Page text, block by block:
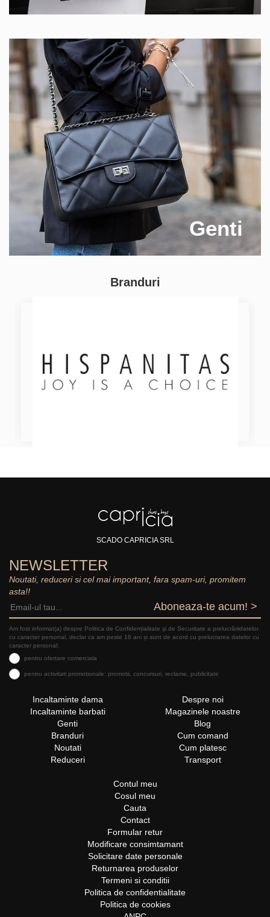
Genti
Branduri
SCADO CAPRICIA SRL
NEWSLETTER
Noutati, reduceri si cel mai important, fara spam-uri, promitem
asta!!
Aboneaza-te acum! >
Am fost informat(a) despre Politica de Confidențialitate şi de Securitate a prelucrăriidatelor
cu caracter personal, declar ca am peste 16 ani și sunt de acord cu prelucrarea datelor cu
caracter personal:
pentru ofertare comerciala
pentru activitati promotionale: promotii, concursuri, reclame, publicitate
Incaltaminte dama
Incaltaminte barbati
Genti
Branduri
Noutati
Reduceri
Despre noi
Magazinele noastre
Blog
Cum comand
Cum platesc
Transport
Contul meu
Cosul meu
Cauta
Contact
Formular retur
Modificare consimtamant
Solicitare date personale
Returnarea produselor
Termeni si conditii
Politica de confidentialitate
Politica de cookies